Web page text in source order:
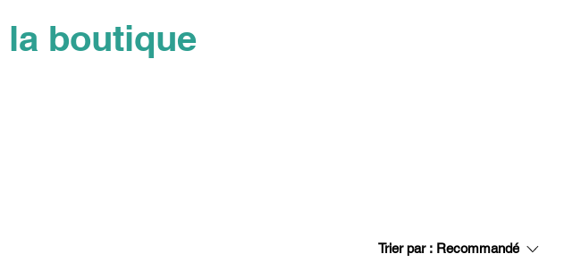
Trier par : Recommandé
la boutique